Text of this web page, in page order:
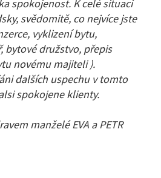
spokojenost. K celé situaci
svědomitě, co nejvíce jste
vyklizení bytu,
bytové družstvo, přepis
novému majiteli ).
dalších uspechu v tomto
spokojene klienty.
manželé EVA a PETR